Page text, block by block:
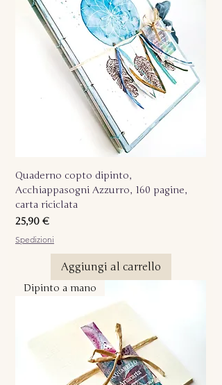
Quaderno copto dipinto,
Acchiappasogni Azzurro, 160 pagine,
carta riciclata
Prezzo
25,90 €
Spedizioni
Aggiungi al carrello
Dipinto a mano